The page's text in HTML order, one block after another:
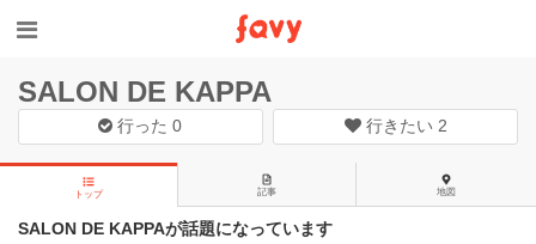
SALON DE KAPPA
行った0 行きたい 2
トップ 記事 地図
SALON DE KAPPAが話題になっています